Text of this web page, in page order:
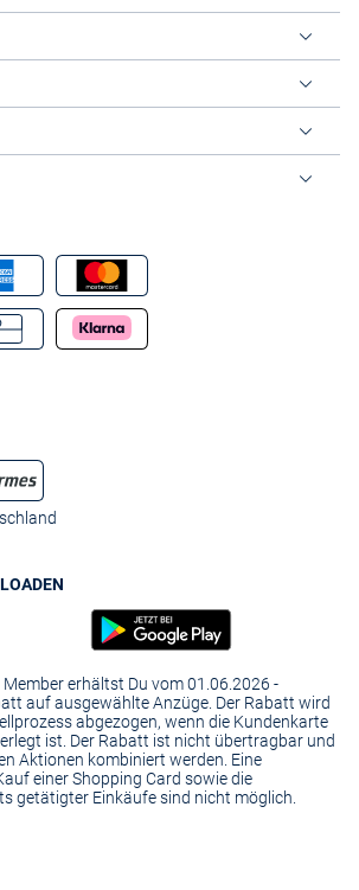
Member erhältst Du vom 01.06.2026 -
auf ausgewählte Anzüge. Der Rabatt wird
abgezogen, wenn die Kundenkarte
ist. Der Rabatt ist nicht übertragbar und
Aktionen kombiniert werden. Eine
einer Shopping Card sowie die
getätigter Einkäufe sind nicht möglich.